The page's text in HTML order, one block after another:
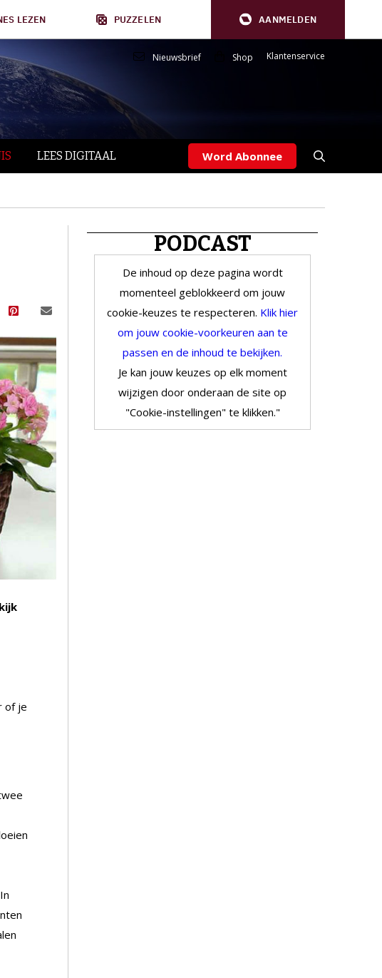
LEZEN PUZZELEN AANMELDEN
Nieuwsbrief Shop Klantenservice
LEES DIGITAAL Word Abonnee
of je
PODCAST
De inhoud op deze pagina wordt
momenteel geblokkeerd om jouw
cookie-keuzes te respecteren. Klik hier
om jouw cookie-voorkeuren aan te
passen en de inhoud te bekijken.
Je kan jouw keuzes op elk moment
wijzigen door onderaan de site op
"Cookie-instellingen" te klikken."